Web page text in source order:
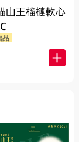
山王榴槤軟心
品